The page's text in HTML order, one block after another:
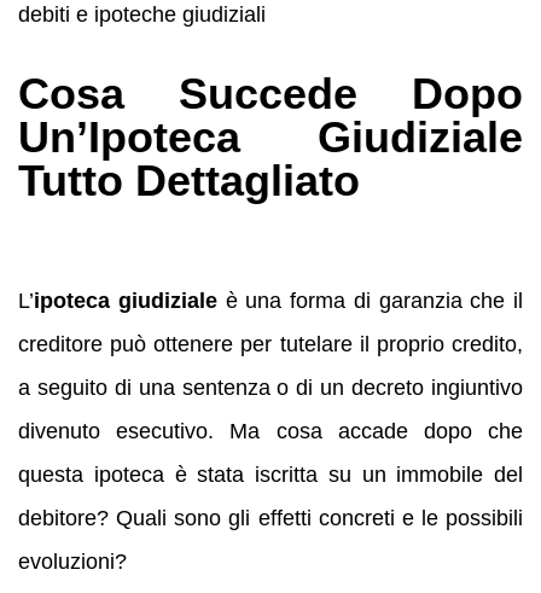
debiti e ipoteche giudiziali
Cosa Succede Dopo
Un’Ipoteca Giudiziale
Tutto Dettagliato
L’ipoteca giudizialeè una forma di garanzia che il
creditore può ottenere per tutelare il proprio credito,
a seguito di una sentenza o di un decreto ingiuntivo
divenuto esecutivo. Ma cosa accade dopo che
questa ipoteca è stata iscritta su un immobile del
debitore? Quali sono gli effetti concreti e le possibili
evoluzioni?